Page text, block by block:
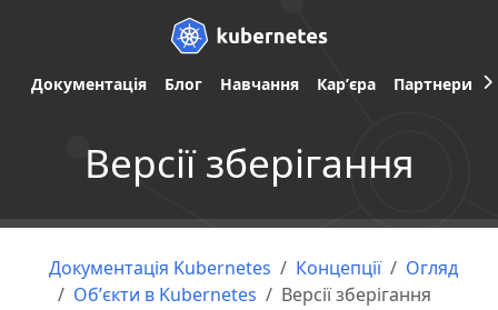
Документація Блог Навчання Карʼєра Партнери
Версії зберігання
Документація Kubernetes Концепції
Огляд
Обʼєкти в Kubernetes
Версії зберігання